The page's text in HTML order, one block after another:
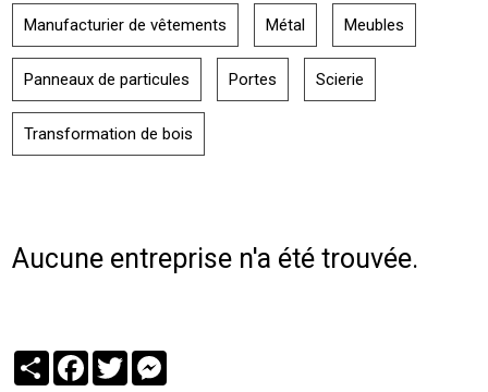
Manufacturier de vêtements Métal Meubles
Panneaux de particules Portes Scierie
Transformation de bois
Aucune entreprise n'a été trouvée.
PartagerFacebook
Twitter